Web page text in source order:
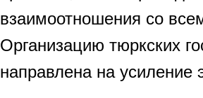
взаимоотношения со
Организацию тюркских
направлена на усиление